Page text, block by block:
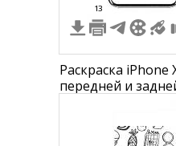
13
Раскраска
передней и
регулировки
логотип Apple,